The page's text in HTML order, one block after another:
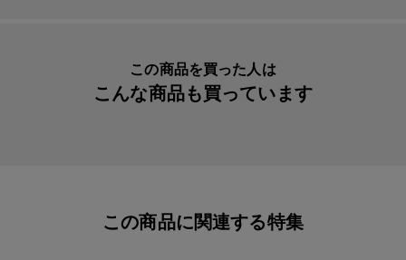
この商品を買った人は
こんな商品も買っています
この商品に関連する特集